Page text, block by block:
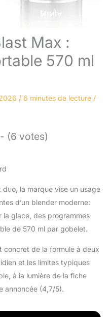
Max :
570 ml
/ 6 minutes de lecture /
(6 votes)
la marque vise un usage
d’un blender moderne:
la glace, des programmes
de 570 ml par gobelet.
concret de la formule à deux
et les limites typiques
à la lumière de la fiche
annoncée (4,7/5).